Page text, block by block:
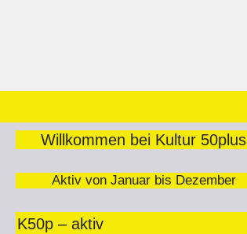
Willkommen bei Kultur 50plus
Aktiv von Januar bis Dezember
K50p – aktiv